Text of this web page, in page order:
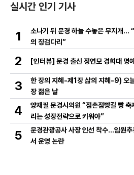
실시간 인기 기사
1
소나기 뒤 문경 하늘 수놓은 무지개…
의 징검다리”
2 [인터뷰] 문경 출신 정연모 경희대 명
3
한 장의 지혜-제1장 삶의 지혜-9) 오
장 젊은 날
4
양재필 문경시의원 “점촌점빵길 빵 축
리는 성장전략으로 키워야”
5
문경관광공사 사장 인선 착수…임원추
서 운영 논란